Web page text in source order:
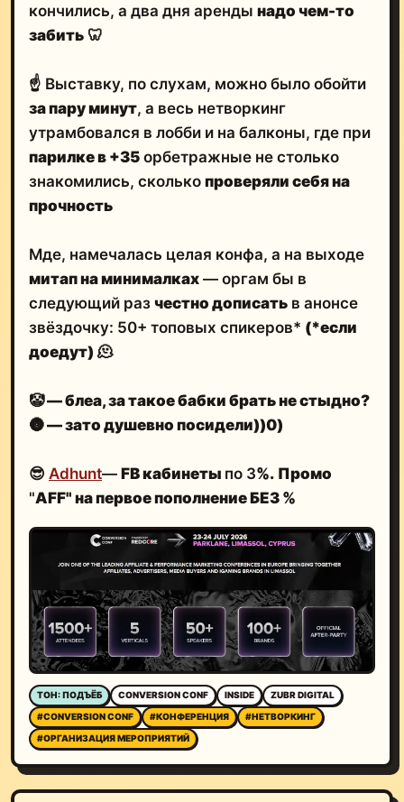
кончились, а два дня аренды надо чем-то
забить 🦷
☝️ Выставку, по слухам, можно было обойти
за пару минут, а весь нетворкинг
утрамбовался в лобби и на балконы, где при
парилке в +35 орбетражные не столько
знакомились, сколько проверяли себя на
прочность
Мде, намечалась целая конфа, а на выходе
митап на минималках — оргам бы в
следующий раз честно дописать в анонсе
звёздочку: 50+ топовых спикеров* (*если
доедут) 🫠
🤡— блеа, за такое бабки брать не стыдно?
🌚— зато душевно посидели))0)
😎 Adhunt— FB кабинеты по 3%. Промо
"AFF" на первое пополнение БЕЗ %
ТОН: ПОДЪЁБ CONVERSION CONF INSIDE
ZUBR DIGITAL
#CONVERSION CONF
#КОНФЕРЕНЦИЯ
#НЕТВОРКИНГ
#ОРГАНИЗАЦИЯ МЕРОПРИЯТИЙ